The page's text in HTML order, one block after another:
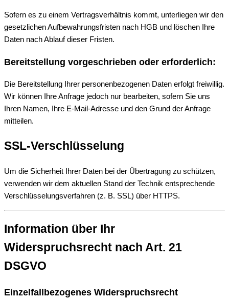
Sofern es zu einem Vertragsverhältnis kommt, unterliegen wir den
gesetzlichen Aufbewahrungsfristen nach HGB und löschen Ihre
Daten nach Ablauf dieser Fristen.
Bereitstellung vorgeschrieben oder erforderlich:
Die Bereitstellung Ihrer personenbezogenen Daten erfolgt freiwillig.
Wir können Ihre Anfrage jedoch nur bearbeiten, sofern Sie uns
Ihren Namen, Ihre E-Mail-Adresse und den Grund der Anfrage
mitteilen.
SSL-Verschlüsselung
Um die Sicherheit Ihrer Daten bei der Übertragung zu schützen,
verwenden wir dem aktuellen Stand der Technik entsprechende
Verschlüsselungsverfahren (z. B. SSL) über HTTPS.
Information über Ihr
Widerspruchsrecht nach Art. 21
DSGVO
Einzelfallbezogenes Widerspruchsrecht